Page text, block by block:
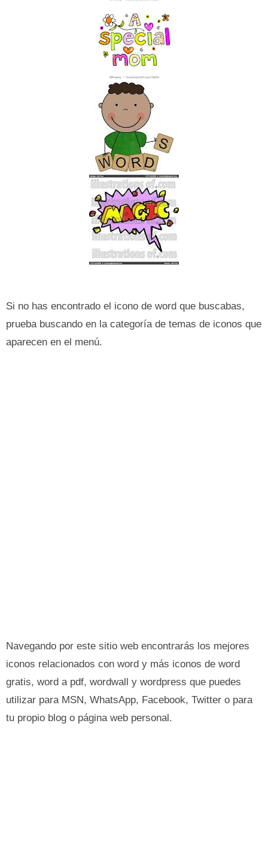
Si no has encontrado el icono de word que buscabas,
prueba buscando en la categoría de temas de iconos que
aparecen en el menú.
Navegando por este sitio web encontrarás los mejores
iconos relacionados con word y más iconos de word
gratis, word a pdf, wordwall y wordpress que puedes
utilizar para MSN, WhatsApp, Facebook, Twitter o para
tu propio blog o página web personal.